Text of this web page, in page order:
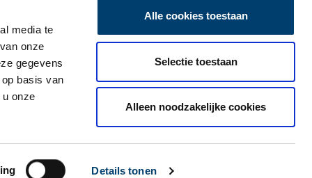
media te
onze
gegevens
basis van
u onze
Details tonen
Alle cookies toestaan
Selectie toestaan
Alleen noodzakelijke cookies